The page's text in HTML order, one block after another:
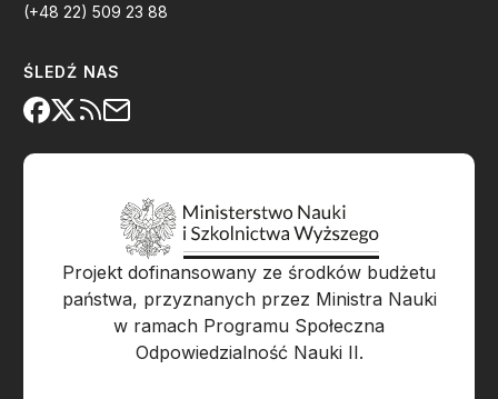
(+48 22) 509 23 88
ŚLEDŹ NAS
Projekt dofinansowany ze środków budżetu
państwa, przyznanych przez Ministra Nauki
w ramach Programu Społeczna
Odpowiedzialność Nauki II.